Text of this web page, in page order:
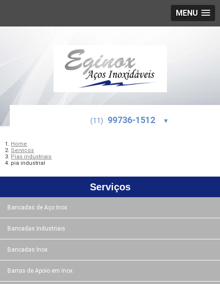
MENU
(11) 99736-1512 ▾
Home
Serviços
Pias industriais
pia industrial
Serviços
Bancadas de Aço Inox
Bancadas Industriais
Bancadas Inox
Barras de Apoio em Inox